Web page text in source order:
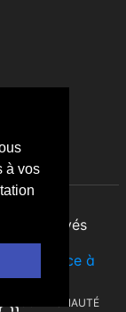
à vos
COMMUNAUTÉ
réservés
Freelance à